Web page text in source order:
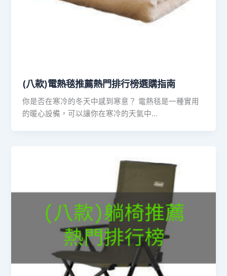
(八款)電熱毯推薦熱門排行榜選購指南
你是否在寒冷的冬天中感到寒意？ 電熱毯是一種實用
的暖心設備，可以讓你在寒冷的天氣中…